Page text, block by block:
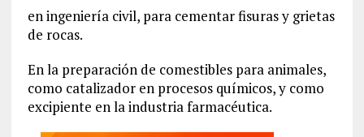
en ingeniería civil, para cementar fisuras y grietas
de rocas.
En la preparación de comestibles para animales,
como catalizador en procesos químicos, y como
excipiente en la industria farmacéutica.